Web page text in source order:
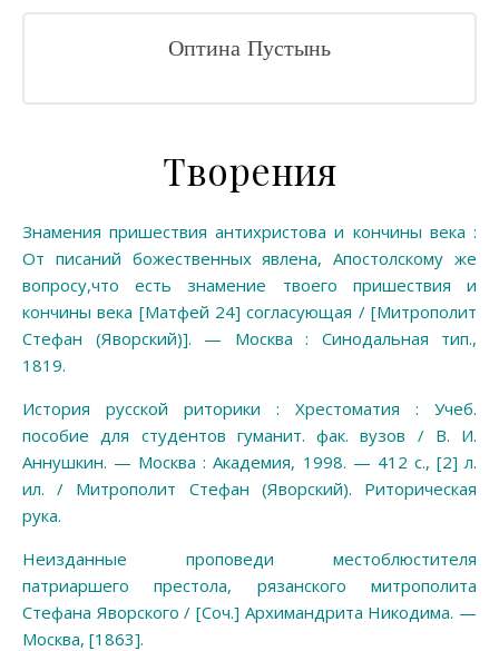
Оптина Пустынь
Творения
Знамения пришествия антихристова и кончины века :
От писаний божественных явлена, Апостолскому же
вопросу,что есть знамение твоего пришествия и
кончины века [Матфей 24] согласующая / [Митрополит
Стефан (Яворский)]. — Москва : Синодальная тип.,
1819.
История русской риторики : Хрестоматия : Учеб.
пособие для студентов гуманит. фак. вузов / В. И.
Аннушкин. — Москва : Академия, 1998. — 412 с., [2] л.
ил. / Митрополит Стефан (Яворский). Риторическая
рука.
Неизданные проповеди местоблюстителя
патриаршего престола, рязанского митрополита
Стефана Яворского / [Соч.] Архимандрита Никодима. —
Москва, [1863].